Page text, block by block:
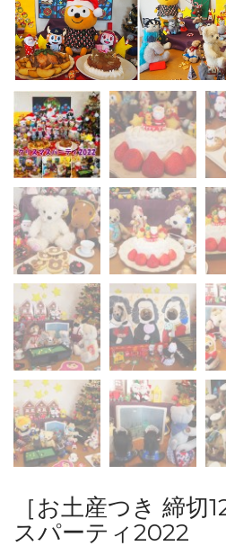
［お土産つき 締切
スパーティ2022